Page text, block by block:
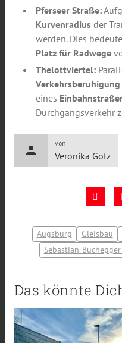
Pferseer Straße:
Kurvenradius der
werden. Dies
Platz für Radwege
Thelottviertel:
Verkehrsberuhigung
eines
Durchgangsverkehr
person
von
Veronika Götz
Augsburg Gleisbau
Sebastian-
Das könnte